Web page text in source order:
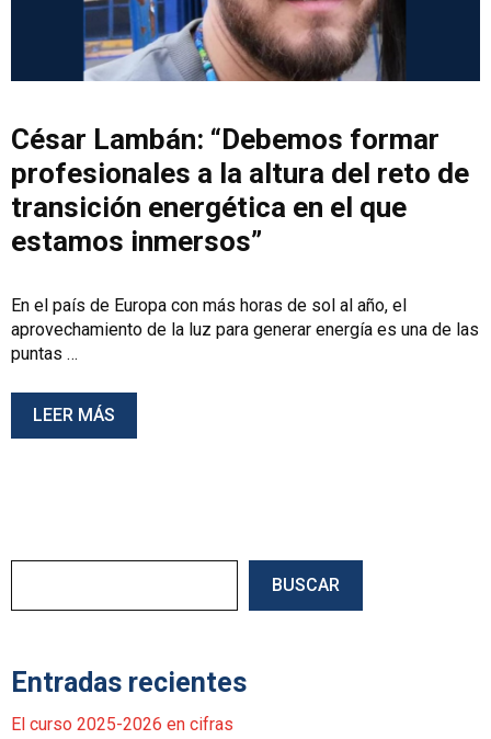
César Lambán: “Debemos formar
profesionales a la altura del reto de
transición energética en el que
estamos inmersos”
En el país de Europa con más horas de sol al año, el
aprovechamiento de la luz para generar energía es una de las
puntas …
LEER MÁS
BUSCAR
Entradas recientes
El curso 2025-2026 en cifras